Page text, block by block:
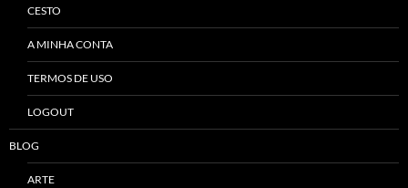
CESTO
A MINHA CONTA
TERMOS DE USO
LOGOUT
BLOG
ARTE